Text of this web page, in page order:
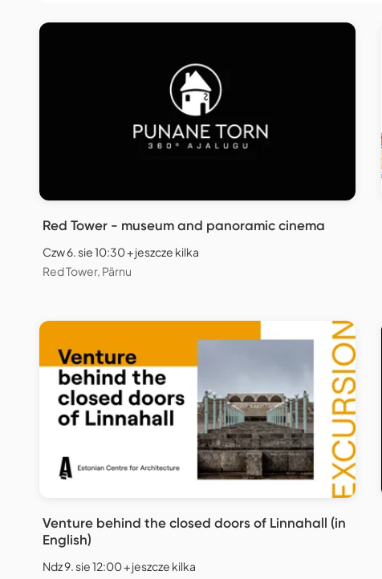
Red Tower - museum and panoramic cinema
Czw 6. sie 10:30 + jeszcze kilka
Red Tower, Pärnu
Venture behind the closed doors of Linnahall (in
English)
Ndz 9. sie 12:00 + jeszcze kilka